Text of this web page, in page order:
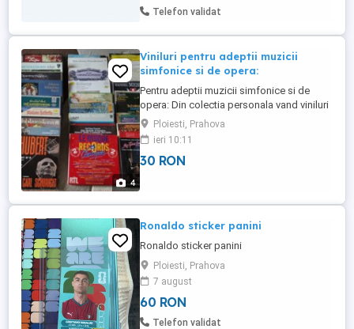
Telefon validat
4
Viniluri pentru adeptii muzicii
simfonice si de opera:
Pentru adeptii muzicii simfonice si de
opera: Din colectia personala vand viniluri
cu muzica simfonica si de opera de
compozitori clasici. Discurile sunt in stare
exceptionala, unele chiar noi! Puteti alege
din lista de mai jos compozitorul Dvs.
Ploiesti, Prahova
ieri 10:11
30 RON
Ronaldo sticker panini
Ronaldo sticker panini
Ploiesti, Prahova
7 august
60 RON
Telefon validat